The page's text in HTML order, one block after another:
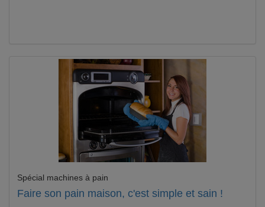
Spécial machines à pain
Faire son pain maison, c'est simple et sain !